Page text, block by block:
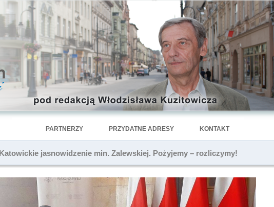
PARTNERZY PRZYDATNE ADRESY KONTAKT
Katowickie jasnowidzenie min. Zalewskiej. Pożyjemy – rozliczymy!